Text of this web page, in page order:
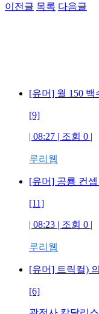
이전글 목록 다음글
[유머] 월 150 백
[9]
| 08:27 | 조회 0 |
루리웹
[유머] 공룡 컨
[11]
| 08:23 | 조회 0 |
루리웹
[유머] 트릭컬)
[6]